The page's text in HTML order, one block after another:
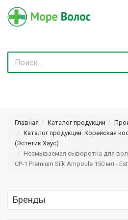
Главная Каталог продукции
Каталог продукции. Корейская
(Эстетик Хаус)
Несмываемая сыворотка для
CP-1 Premium Silk Ampoule 150 мл -
Бренды